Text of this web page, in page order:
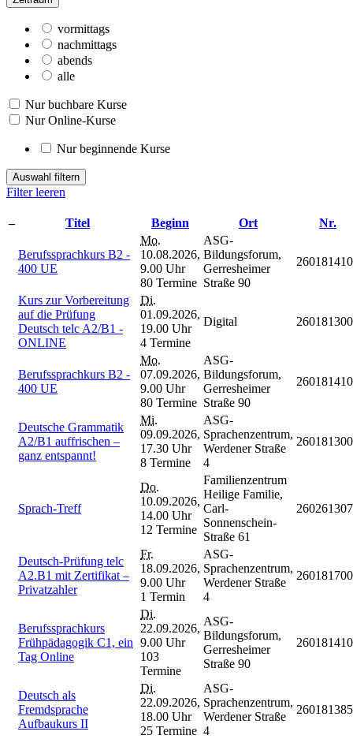
vormittags
nachmittags
abends
alle
Nur buchbare Kurse
Nur Online-Kurse
Nur beginnende Kurse
Auswahl filtern
Filter leeren
– Titel Beginn Ort Nr.
Berufssprachkurs B2 -
400 UE
Mo.
10.08.2026,
9.00 Uhr
80 Termine
ASG-
Bildungsforum,
Gerresheimer
Straße 90
Kurs zur Vorbereitung
auf die Prüfung
Deutsch telc A2/B1 -
ONLINE
Di.
01.09.2026,
19.00 Uhr
4 Termine
Digital
Berufssprachkurs B2 -
400 UE
Mo.
07.09.2026,
9.00 Uhr
80 Termine
ASG-
Bildungsforum,
Gerresheimer
Straße 90
Deutsche Grammatik
A2/B1 auffrischen –
ganz entspannt!
Mi.
09.09.2026,
17.30 Uhr
8 Termine
ASG-
Sprachenzentrum,
Werdener Straße
4
Sprach-Treff
Do.
10.09.2026,
14.00 Uhr
12 Termine
Familienzentrum
Heilige Familie,
Carl-
Sonnenschein-
Straße 61
Deutsch-Prüfung telc
A2.B1 mit Zertifikat –
Privatzahler
Fr.
18.09.2026,
9.00 Uhr
1 Termin
ASG-
Sprachenzentrum,
Werdener Straße
4
Berufssprachkurs
Frühpädagogik C1, ein
Tag Online
Di.
22.09.2026,
9.00 Uhr
103
Termine
ASG-
Bildungsforum,
Gerresheimer
Straße 90
Deutsch als
Fremdsprache
Aufbaukurs II
Di.
22.09.2026,
18.00 Uhr
25 Termine
ASG-
Sprachenzentrum,
Werdener Straße
4